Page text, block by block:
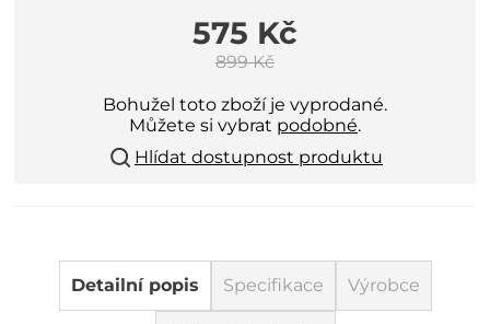
575 Kč
899 Kč
Bohužel toto zboží je vyprodané.
Můžete si vybrat podobné.
Hlídat dostupnost produktu
Detailní popis Specifikace Výrobce